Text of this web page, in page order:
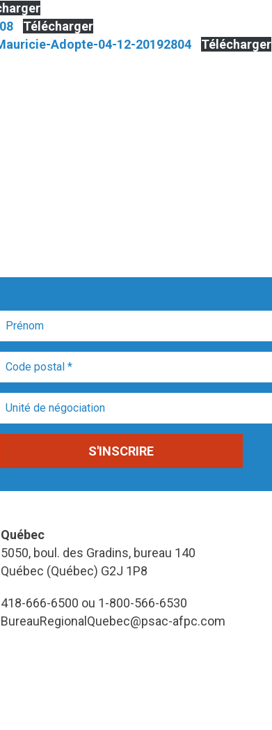
Télécharger
Adopte-04-12-20192804
Télécharger
Québec
5050, boul. des Gradins, bureau 140
Québec (Québec) G2J 1P8
418-666-6500 ou 1-800-566-6530
BureauRegionalQuebec@psac-afpc.com